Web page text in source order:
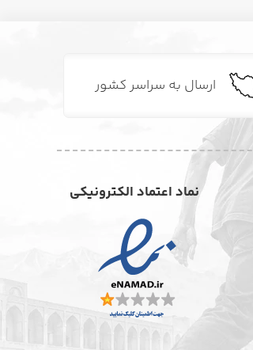
ارسال به سراسر کشور
نماد اعتماد الکترونیکی